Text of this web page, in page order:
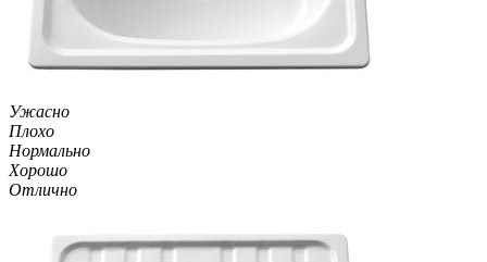
Ужасно
Плохо
Нормально
Хорошо
Отлично